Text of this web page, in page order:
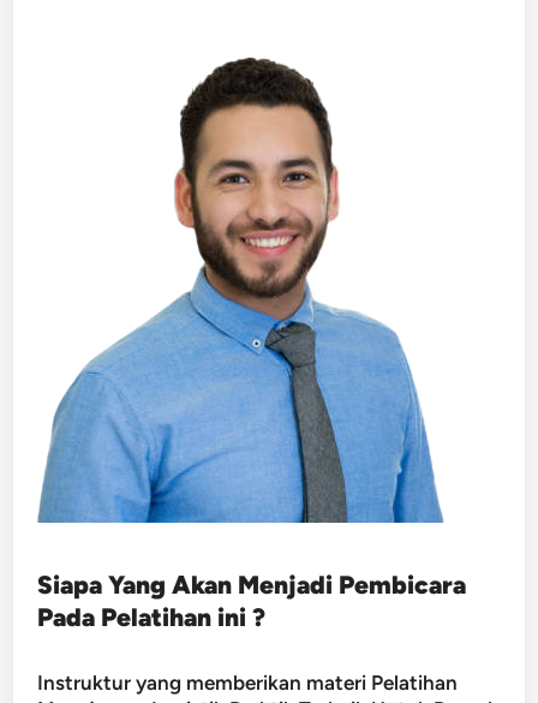
Siapa Yang Akan Menjadi Pembicara
Pada Pelatihan ini ?
Instruktur yang memberikan materi Pelatihan